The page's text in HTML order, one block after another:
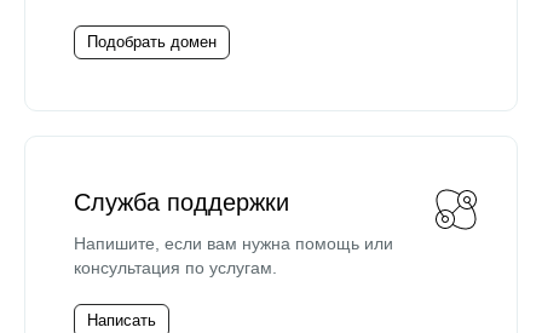
Подобрать домен
Служба поддержки
Напишите, если вам нужна помощь или
консультация по услугам.
Написать